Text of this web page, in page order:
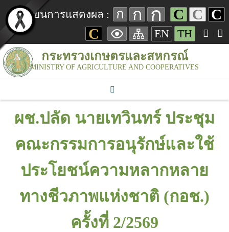
เปลี่ยนการแสดงผล : ก ก ก C C C
C
EN TH
กระทรวงเกษตรและสหกรณ์
MINISTRY OF AGRICULTURE AND COOPERATIVES
ผช.ปลัด นายเทวินทร์ ประชุม
คณะกรรมการอนุรักษ์และใช้
ประโยชน์ความหลากหลาย
ทางชีวภาพแห่งชาติ (กอช.)
ครั้งที่ 2/2569